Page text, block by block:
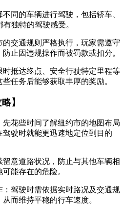
同的车辆进行驾驶，包括轿车、
独特的驾驶感受。
交通规则严格执行，玩家需遵守
止因违规操作而被罚款或扣分。
抵达终点、安全行驶特定里程等
任务后能够获取丰厚的奖励。
】
花些时间了解纽约市的地图布局
驾驶时就能更迅速地定位到目的
意道路状况，防止与其他车辆相
能存在的危险。
驾驶时需依据实时路况及交通规
而维持平稳的行车速度。